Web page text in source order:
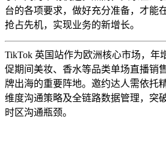
台的各项要求，做好充分准备，才能
抢占先机，实现业务的新增长。
TikTok 英国站作为欧洲核心市场，年
促期间美妆、香水等品类单场直播销
牌出海的重要阵地。邀约达人需依托
维度沟通策略及全链路数据管理，突
时区沟通瓶颈。